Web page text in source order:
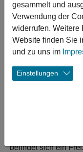
Moers:
eines
Die Sanierung von
umfasst unter
zur nachhaltigen
Integration durch
In Kapellen, dem
befindet sich ein
gesammelt und
Verwendung der
widerrufen. Weitere
Website finden Sie
und zu uns im
Einstellungen